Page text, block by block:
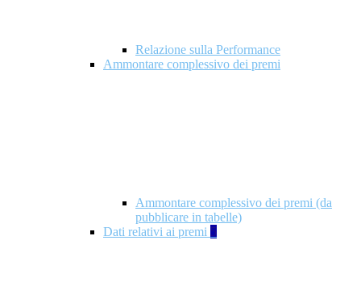
Relazione sulla Performance
Ammontare complessivo dei premi
Ammontare complessivo dei premi (da
pubblicare in tabelle)
Dati relativi ai premi 5